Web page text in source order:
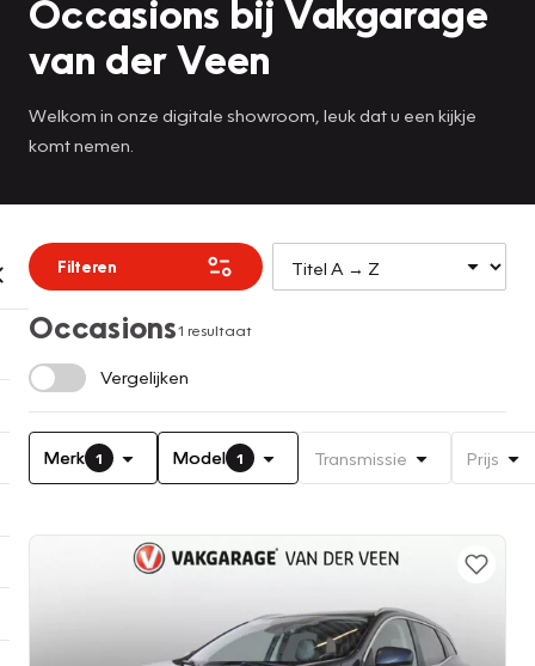
Occasions bij Vakgarage
van der Veen
Welkom in onze digitale showroom, leuk dat u een kijkje
komt nemen.
Filteren
Occasions1 resultaat
Vergelijken
Merk 1 Model 1 Transmissie Prijs